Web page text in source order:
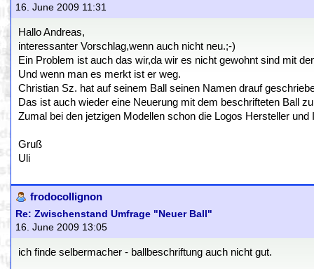
16. June 2009 11:31
Hallo Andreas,
interessanter Vorschlag,wenn auch nicht neu.;-)
Ein Problem ist auch das wir,da wir es nicht gewohnt sind mit
Und wenn man es merkt ist er weg.
Christian Sz. hat auf seinem Ball seinen Namen drauf
Das ist auch wieder eine Neuerung mit dem beschrifteten Ball
Zumal bei den jetzigen Modellen schon die Logos Hersteller und
Gruß
Uli
frodocollignon
Re: Zwischenstand Umfrage "Neuer Ball"
16. June 2009 13:05
ich finde selbermacher - ballbeschriftung auch nicht gut.